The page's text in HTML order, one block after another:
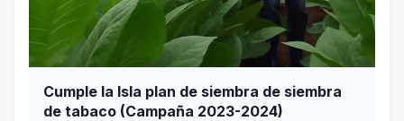
Cumple la Isla plan de siembra de siembra
de tabaco (Campaña 2023-2024)